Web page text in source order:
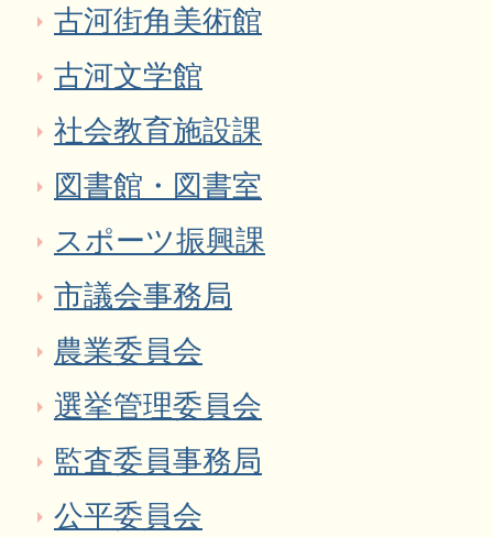
古河街角美術館
古河文学館
社会教育施設課
図書館・図書室
スポーツ振興課
市議会事務局
農業委員会
選挙管理委員会
監査委員事務局
公平委員会